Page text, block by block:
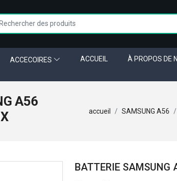
ACCECOIRES ACCUEIL À PROPOS DE
A56
accueil SAMSUNG A56
BATTERIE SAMSUNG